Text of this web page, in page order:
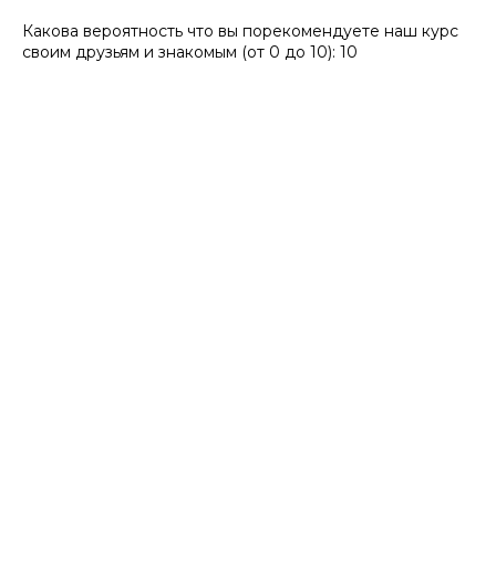
Какова вероятность что вы порекомендуете наш курс
своим друзьям и знакомым (от 0 до 10): 10